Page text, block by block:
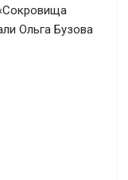
Ольга Бузова